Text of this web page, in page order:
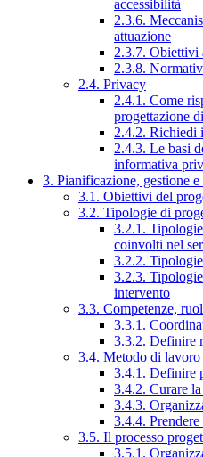
accessibilità
2.3.6.
attuazione
2.3.7. Obiettivi
2.3.8.
2.4. Privacy
2.4.1. Come
progettazione
2.4.2. Richiedi
2.4.3. Le basi
informativa
3. Pianificazione, gestione e
3.1. Obiettivi del
3.2. Tipologie di
3.2.1.
coinvolti nel
3.2.2.
3.2.3.
intervento
3.3. Competenze,
3.3.1.
3.3.2. Definire
3.4. Metodo di lavoro
3.4.1. Definire
3.4.2. Curare
3.4.3.
3.4.4.
3.5. Il processo
3.5.1.